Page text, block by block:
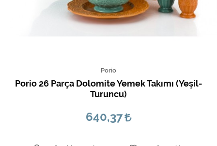
Porio
Porio 26 Parça Dolomite Yemek Takımı (Yeşil-
Turuncu)
640,37